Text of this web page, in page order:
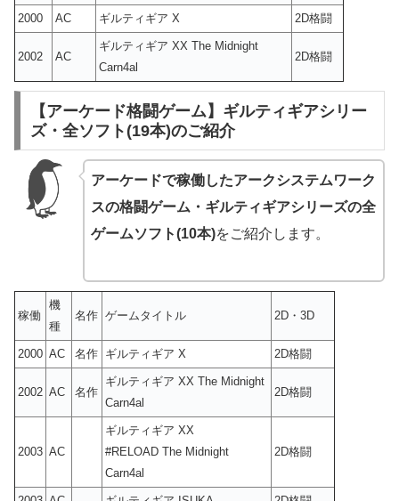
2000 AC ギルティギア X 2D格闘
2002 AC
ギルティギア XX The Midnight
Carn4al
2D格闘
【アーケード格闘ゲーム】ギルティギアシリー
ズ・全ソフト(19本)のご紹介
アーケードで稼働したアークシステムワーク
スの格闘ゲーム・ギルティギアシリーズの全
ゲームソフト(10本)をご紹介します。
稼働
機
種
名作 ゲームタイトル 2D・3D
2000 AC 名作 ギルティギア X 2D格闘
2002 AC 名作
ギルティギア XX The Midnight
Carn4al
2D格闘
2003 AC
ギルティギア XX
#RELOAD The Midnight
Carn4al
2D格闘